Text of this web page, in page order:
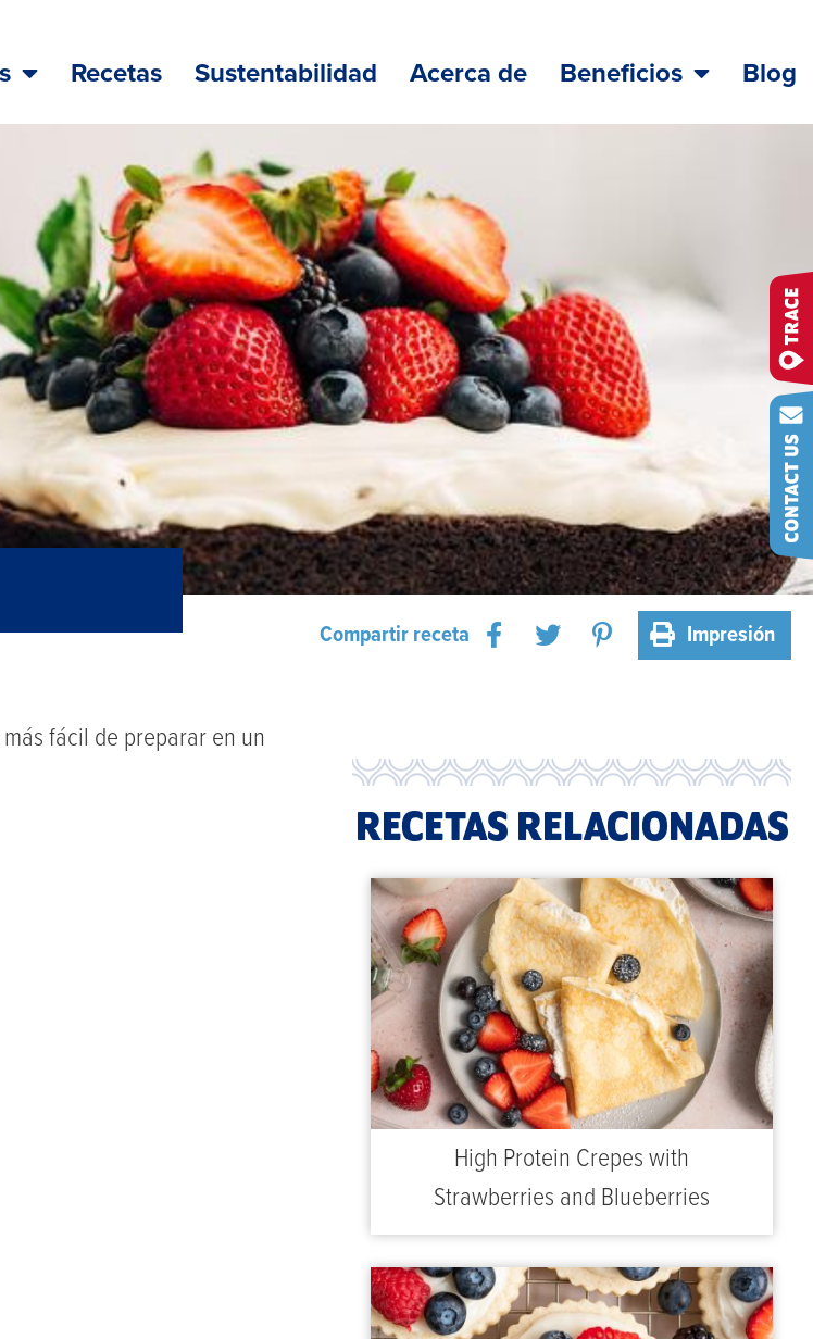
Recetas Sustentabilidad Acerca de Beneficios Blog
Compartir receta Impresión
fácil de preparar en un
RECETAS RELACIONADAS
High Protein Crepes with
Strawberries and Blueberries